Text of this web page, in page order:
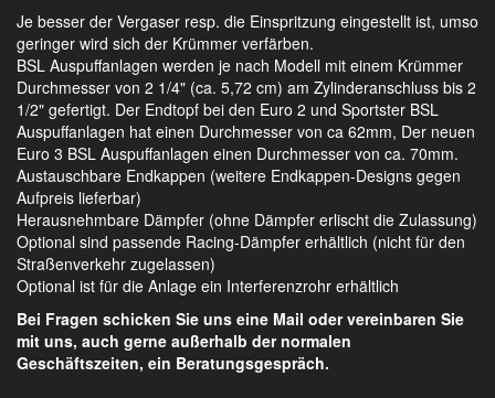
Je besser der Vergaser resp. die Einspritzung eingestellt ist, umso
geringer wird sich der Krümmer verfärben.
BSL Auspuffanlagen werden je nach Modell mit einem Krümmer
Durchmesser von 2 1/4" (ca. 5,72 cm) am Zylinderanschluss bis 2
1/2" gefertigt. Der Endtopf bei den Euro 2 und Sportster BSL
Auspuffanlagen hat einen Durchmesser von ca 62mm, Der neuen
Euro 3 BSL Auspuffanlagen einen Durchmesser von ca. 70mm.
Austauschbare Endkappen (weitere Endkappen-Designs gegen
Aufpreis lieferbar)
Herausnehmbare Dämpfer (ohne Dämpfer erlischt die Zulassung)
Optional sind passende Racing-Dämpfer erhältlich (nicht für den
Straßenverkehr zugelassen)
Optional ist für die Anlage ein Interferenzrohr erhältlich
Bei Fragen schicken Sie uns eine Mail oder vereinbaren Sie
mit uns, auch gerne außerhalb der normalen
Geschäftszeiten, ein Beratungsgespräch.